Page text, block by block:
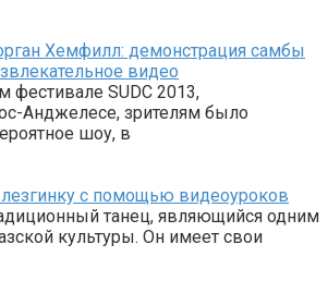
Хемфилл: демонстрация самбы
видео
SUDC 2013,
Анджелесе, зрителям было
шоу, в
с помощью видеоуроков
танец, являющийся одним
культуры. Он имеет свои